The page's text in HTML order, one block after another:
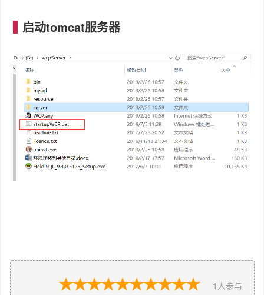
启动tomcat服务器
1 人参与